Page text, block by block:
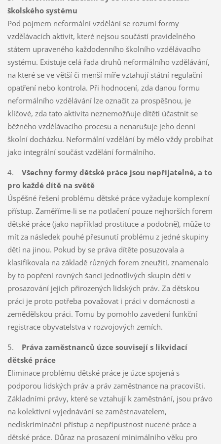
školského systému
Pod pojmem neformální vzdělání se rozumí formy
vzdělávacích aktivit, které nejsou součástí pravidelného
státem upraveného každodenního školního vzdělávacího
systému. Existuje celá řada druhů neformálního vzdělávání,
na které se ve větší či menší míře vztahují státní regulační
opatření nebo kontrola. Při hodnocení, zda danou formu
neformálního vzdělávání lze označit za prospěšnou, je
klíčové, zda tato aktivita neznemožňuje dítěti účastnit se
běžného vzdělávacího procesu a nenarušuje jeho denní
školní docházku. Neformální vzdělání by mělo vždy probíhat
jako integrální součást vzdělání formálního.
4. Všechny formy dětské práce jsou nepřijatelné, a to
pro každé dítě na světě
Úspěšné řešení problému dětské práce vyžaduje komplexní
přístup. Zaměříme-li se na potlačení pouze nejhorších forem
dětské práce (jako například prostituce a podobně), může to
mít za následek pouhé přesunutí problému z jedné skupiny
dětí na jinou. Pokud by se práva dítěte posuzovala a
klasifikovala na základě různých forem zneužití, znamenalo
by to popření rovných šancí jednotlivých skupin dětí v
prosazování jejich přirozených lidských práv. Za dětskou
práci je proto potřeba považovat i práci v domácnosti a
zemědělskou práci. Tomu by pomohlo zavedení funkční
registrace obyvatelstva v rozvojových zemích.
5. Práva zaměstnanců úzce souvisejí s likvidací
dětské práce
Eliminace problému dětské práce je úzce spojená s
podporou lidských práv a práv zaměstnance na pracovišti.
Základními právy, které se vztahují k zaměstnání, jsou právo
na kolektivní vyjednávání se zaměstnavatelem,
nediskriminační přístup a nepřípustnost nucené práce a
dětské práce. Důraz na prosazení minimálního věku pro